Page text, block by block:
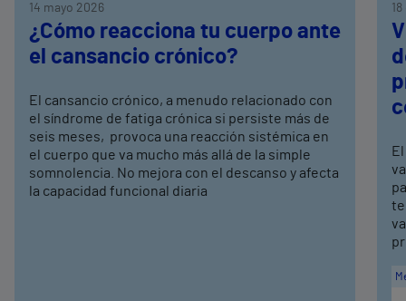
14 mayo 2026
¿Cómo reacciona tu cuerpo ante
el cansancio crónico?
El cansancio crónico, a menudo relacionado con
el síndrome de fatiga crónica si persiste más de
seis meses, provoca una reacción sistémica en
el cuerpo que va mucho más allá de la simple
somnolencia. No mejora con el descanso y afecta
la capacidad funcional diaria